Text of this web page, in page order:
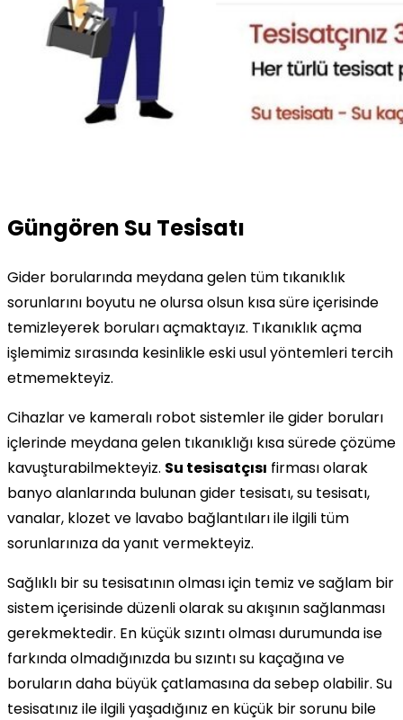
Güngören Su Tesisatı
Gider borularında meydana gelen tüm tıkanıklık
sorunlarını boyutu ne olursa olsun kısa süre içerisinde
temizleyerek boruları açmaktayız. Tıkanıklık açma
işlemimiz sırasında kesinlikle eski usul yöntemleri tercih
etmemekteyiz.
Cihazlar ve kameralı robot sistemler ile gider boruları
içlerinde meydana gelen tıkanıklığı kısa sürede çözüme
kavuşturabilmekteyiz. Su tesisatçısı firması olarak
banyo alanlarında bulunan gider tesisatı, su tesisatı,
vanalar, klozet ve lavabo bağlantıları ile ilgili tüm
sorunlarınıza da yanıt vermekteyiz.
Sağlıklı bir su tesisatının olması için temiz ve sağlam bir
sistem içerisinde düzenli olarak su akışının sağlanması
gerekmektedir. En küçük sızıntı olması durumunda ise
farkında olmadığınızda bu sızıntı su kaçağına ve
boruların daha büyük çatlamasına da sebep olabilir. Su
tesisatınız ile ilgili yaşadığınız en küçük bir sorunu bile